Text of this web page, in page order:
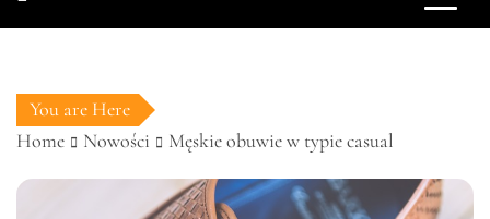
You are Here
Home
Nowości Męskie obuwie w typie casual